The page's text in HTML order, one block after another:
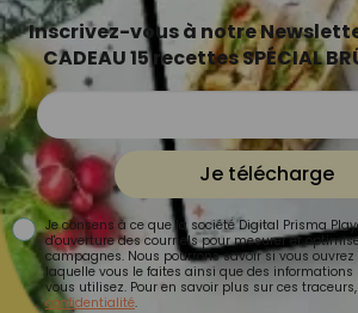
Inscrivez-vous à notre
CADEAU 15 recettes SPÉCIAL
Je télécharge
Je consens à ce que la société Digital Prisma
d'ouverture des courriels pour mesurer et
campagnes. Nous pourrons savoir si vous ouvrez
laquelle vous le faites ainsi que des
vous utilisez. Pour en savoir plus sur ces
confidentialité.